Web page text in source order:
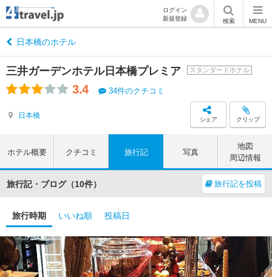
ログイン
新規登録
検索 MENU
日本橋のホテル
三井ガーデンホテル日本橋プレミア スタンダードホテル
3.4 34件のクチコミ
日本橋 シェア クリップ
ホテル概要 クチコミ 旅行記 写真
地図
周辺情報
旅行記・ブログ（10件） 旅行記を投稿
旅行時期 いいね順 投稿日